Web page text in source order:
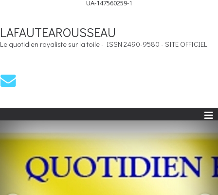
UA-147560259-1
LAFAUTEAROUSSEAU
Le quotidien royaliste sur la toile - ISSN 2490-9580 - SITE OFFICIEL